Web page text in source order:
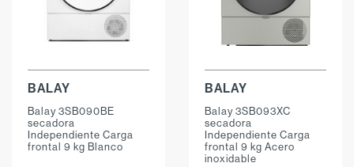
BALAY
Balay 3SB090BE
secadora
Independiente Carga
frontal 9 kg Blanco
BALAY
Balay 3SB093XC
secadora
Independiente Carga
frontal 9 kg Acero
inoxidable